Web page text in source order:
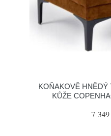
KOŇAKOVĚ HNĚDÝ
KŮŽE
7